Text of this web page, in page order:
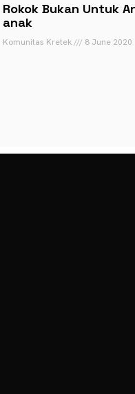
Rokok Bukan Untuk
anak
Komunitas Kretek 8 June 2020